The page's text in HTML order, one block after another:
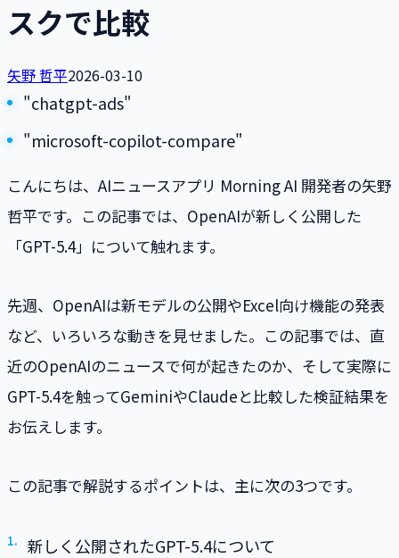
スクで比較
矢野 哲平2026-03-10
"chatgpt-ads"
"microsoft-copilot-compare"
こんにちは、AIニュースアプリ Morning AI 開発者の矢野
哲平です。この記事では、OpenAIが新しく公開した
「GPT-5.4」について触れます。
先週、OpenAIは新モデルの公開やExcel向け機能の発表
など、いろいろな動きを見せました。この記事では、直
近のOpenAIのニュースで何が起きたのか、そして実際に
GPT-5.4を触ってGeminiやClaudeと比較した検証結果を
お伝えします。
この記事で解説するポイントは、主に次の3つです。
新しく公開されたGPT-5.4について